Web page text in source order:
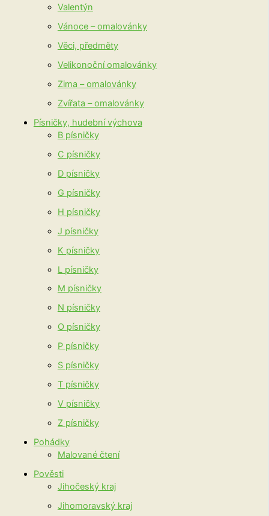
Valentýn
Vánoce – omalovánky
Věci, předměty
Velikonoční omalovánky
Zima – omalovánky
Zvířata – omalovánky
Písničky, hudební výchova
B písničky
C písničky
D písničky
G písničky
H písničky
J písničky
K písničky
L písničky
M písničky
N písničky
O písničky
P písničky
S písničky
T písničky
V písničky
Z písničky
Pohádky
Malované čtení
Pověsti
Jihočeský kraj
Jihomoravský kraj